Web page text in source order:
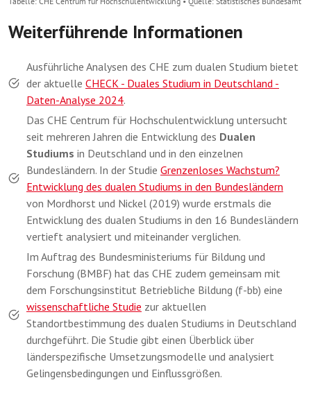
Weiterführende Informationen
Ausführliche Analysen des CHE zum dualen Studium bietet
der aktuelle CHECK - Duales Studium in Deutschland -
Daten-Analyse 2024.
Das CHE Centrum für Hochschulentwicklung untersucht
seit mehreren Jahren die Entwicklung des Dualen
Studiums in Deutschland und in den einzelnen
Bundesländern. In der Studie Grenzenloses Wachstum?
Entwicklung des dualen Studiums in den Bundesländern
von Mordhorst und Nickel (2019) wurde erstmals die
Entwicklung des dualen Studiums in den 16 Bundesländern
vertieft analysiert und miteinander verglichen.
Im Auftrag des Bundesministeriums für Bildung und
Forschung (BMBF) hat das CHE zudem gemeinsam mit
dem Forschungsinstitut Betriebliche Bildung (f-bb) eine
wissenschaftliche Studie zur aktuellen
Standortbestimmung des dualen Studiums in Deutschland
durchgeführt. Die Studie gibt einen Überblick über
länderspezifische Umsetzungsmodelle und analysiert
Gelingensbedingungen und Einflussgrößen.